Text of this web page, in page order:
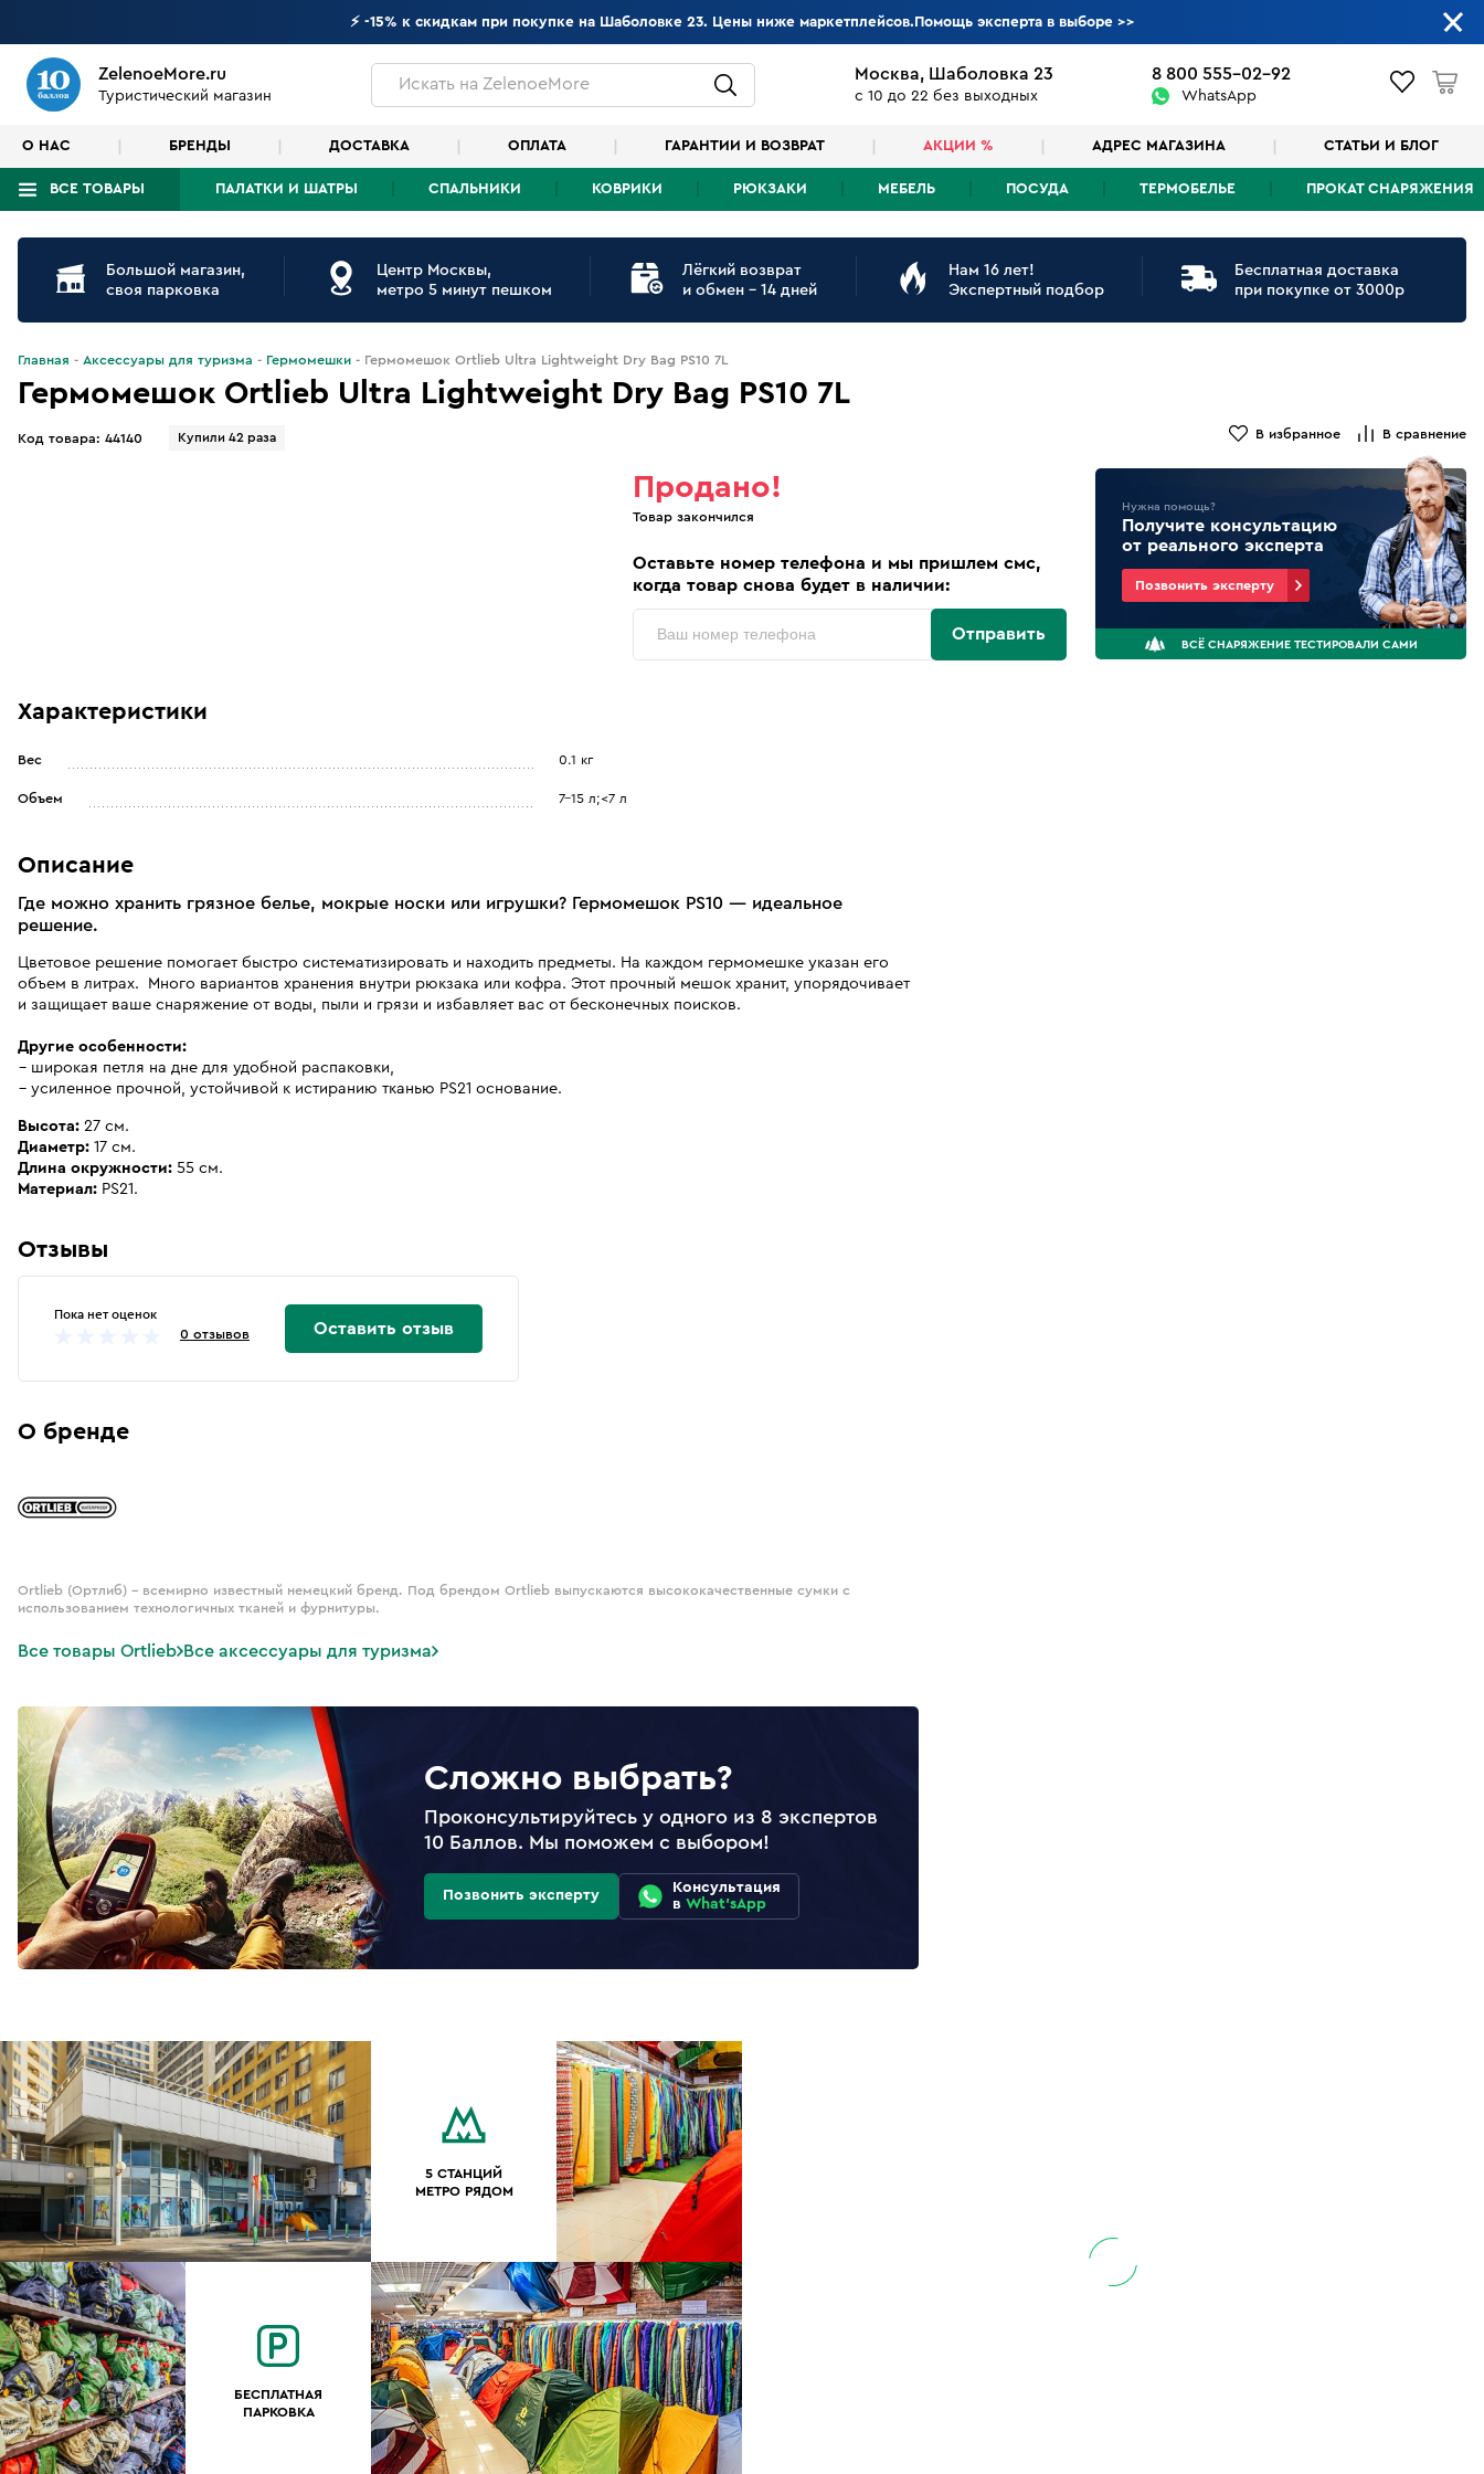
⚡ -15% к скидкам при покупке на Шаболовке 23. Цены ниже маркетплейсов.Помощь эксперта в выборе>>
ZelenoeMore.ru
Туристический магазин
Искатьна ZelenoeMore
Москва, Шаболовка 23
с 10 до 22 без выходных
8 800 555-02-92
WhatsApp
О НАС БРЕНДЫ ДОСТАВКА ОПЛАТА ГАРАНТИИ И ВОЗВРАТ АКЦИИ % АДРЕС МАГАЗИНА СТАТЬИ И БЛОГ
ВСЕ ТОВАРЫ ПАЛАТКИ И ШАТРЫ СПАЛЬНИКИ КОВРИКИ РЮКЗАКИ МЕБЕЛЬ ПОСУДА ТЕРМОБЕЛЬЕ ПРОКАТ СНАРЯЖЕНИЯ
Что будем искать?
Большой магазин,
своя парковка
Центр Москвы,
метро 5 минут пешком
Лёгкий возврат
и обмен - 14 дней
Нам 16 лет!
Экспертный подбор
Бесплатная доставка
при покупке от 3000р
Главная Аксессуары для туризма Гермомешки Гермомешок Ortlieb Ultra Lightweight Dry Bag PS10 7L
Гермомешок Ortlieb Ultra Lightweight Dry Bag PS10 7L
Код товара: 44140 Купили 42 раза В избранное В сравнение
Продано!
Товар закончился
Оставьте номер телефона и мы пришлем смс,
когда товар снова будет в наличии:
Отправить
Нужна помощь?
Получите консультацию
от реального эксперта
Позвонить эксперту
ВСЁ СНАРЯЖЕНИЕ ТЕСТИРОВАЛИ САМИ
Характеристики
Вес 0.1 кг
Объем 7-15 л;<7 л
Описание
Где можно хранить грязное белье, мокрые носки или игрушки? Гермомешок PS10 — идеальное
решение.
Цветовое решение помогает быстро систематизировать и находить предметы. На каждом гермомешке указан его
объем в литрах. Много вариантов хранения внутри рюкзака или кофра. Этот прочный мешок хранит, упорядочивает
и защищает ваше снаряжение от воды, пыли и грязи и избавляет вас от бесконечных поисков.
Другие особенности:
широкая петля на дне для удобной распаковки,
усиленное прочной, устойчивой к истиранию тканью PS21 основание.
Высота: 27 см.
Диаметр: 17 см.
Длина окружности: 55 см.
Материал: PS21.
Отзывы
Пока нет оценок
0 отзывов Оставить отзыв
О бренде
Ortlieb (Ортлиб) – всемирно известный немецкий бренд. Под брендом Ortlieb выпускаются высококачественные сумки с
использованием технологичных тканей и фурнитуры.
Все товары Ortlieb Все аксессуары для туризма
Сложно выбрать?
Проконсультируйтесь у одного из 8 экспертов
10 Баллов. Мы поможем с выбором!
Позвонить эксперту
Консультация
в What'sApp
5 СТАНЦИЙ
МЕТРО РЯДОМ
БЕСПЛАТНАЯ
ПАРКОВКА